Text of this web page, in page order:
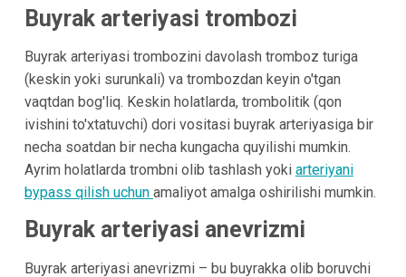
Buyrak arteriyasi trombozi
Buyrak arteriyasi trombozini davolash tromboz turiga
(keskin yoki surunkali) va trombozdan keyin o'tgan
vaqtdan bog'liq. Keskin holatlarda, trombolitik (qon
ivishini to'xtatuvchi) dori vositasi buyrak arteriyasiga bir
necha soatdan bir necha kungacha quyilishi mumkin.
Ayrim holatlarda trombni olib tashlash yoki arteriyani
bypass qilish uchun amaliyot amalga oshirilishi mumkin.
Buyrak arteriyasi anevrizmi
Buyrak arteriyasi anevrizmi – bu buyrakka olib boruvchi